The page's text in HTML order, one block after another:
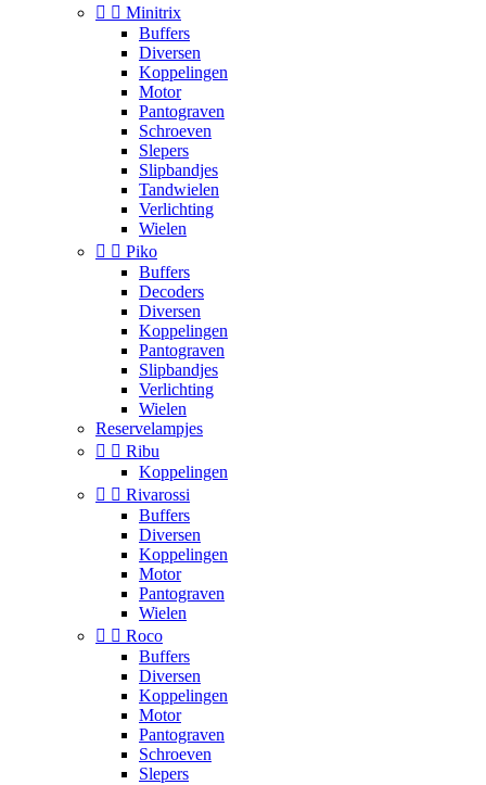
  Minitrix
Buffers
Diversen
Koppelingen
Motor
Pantograven
Schroeven
Slepers
Slipbandjes
Tandwielen
Verlichting
Wielen
  Piko
Buffers
Decoders
Diversen
Koppelingen
Pantograven
Slipbandjes
Verlichting
Wielen
Reservelampjes
  Ribu
Koppelingen
  Rivarossi
Buffers
Diversen
Koppelingen
Motor
Pantograven
Wielen
  Roco
Buffers
Diversen
Koppelingen
Motor
Pantograven
Schroeven
Slepers